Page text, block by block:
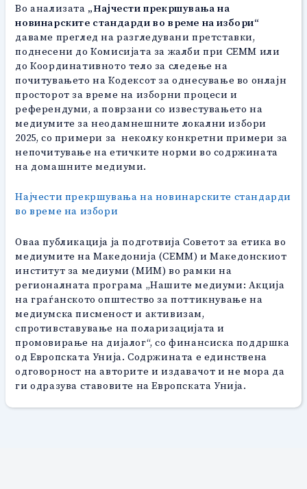
Во анализата „Најчести прекршувања на
новинарските стандарди во време на избори“
даваме преглед на разгледувани претставки,
поднесени до Комисијата за жалби при СЕММ или
до Координативното тело за следење на
почитувањето на Кодексот за однесување во онлајн
просторот за време на изборни процеси и
референдуми, а поврзани со известувањето на
медиумите за неодамнешните локални избори
2025, со примери за неколку конкретни примери за
непочитување на етичките норми во содржината
на домашните медиуми.
Најчести прекршувања на новинарските стандарди
во време на избори
Оваа публикација ја подготвија Советот за етика во
медиумите на Македонија (СЕММ) и Македонскиот
институт за медиуми (МИМ) во рамки на
регионалната програма „Нашите медиуми: Акција
на граѓанското општество за поттикнување на
медиумска писменост и активизам,
спротивставување на поларизацијата и
промовирање на дијалог“, со финансиска поддршка
од Европската Унија. Содржината е единствена
одговорност на авторите и издавачот и не мора да
ги одразува ставовите на Европската Унија.